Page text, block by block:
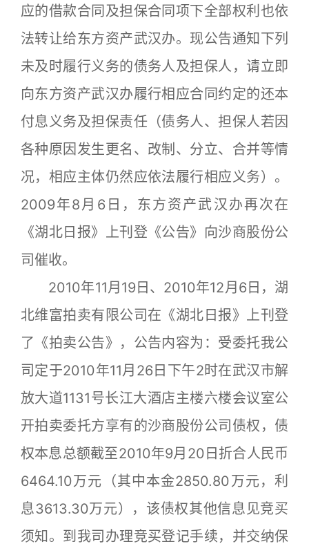
应的借款合同及担保合同项下全部权利也依
法转让给东方资产武汉办。现公告通知下列
未及时履行义务的债务人及担保人，请立即
向东方资产武汉办履行相应合同约定的还本
付息义务及担保责任（债务人、担保人若因
各种原因发生更名、改制、分立、合并等情
况，相应主体仍然应依法履行相应义务）。
2009年8月6日，东方资产武汉办再次在
《湖北日报》上刊登《公告》向沙商股份公
司催收。
2010年11月19日、2010年12月6日，湖
北维富拍卖有限公司在《湖北日报》上刊登
了《拍卖公告》，公告内容为：受委托我公
司定于2010年11月26日下午2时在武汉市解
放大道1131号长江大酒店主楼六楼会议室公
开拍卖委托方享有的沙商股份公司债权，债
权本息总额截至2010年9月20日折合人民币
6464.10万元（其中本金2850.80万元，利
息3613.30万元），该债权其他信息见竞买
须知。到我司办理竞买登记手续，并交纳保